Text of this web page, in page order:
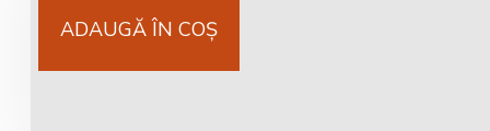
ADAUGĂ ÎN COŞ
Cost livrareNational 25Lei locker 25 lei